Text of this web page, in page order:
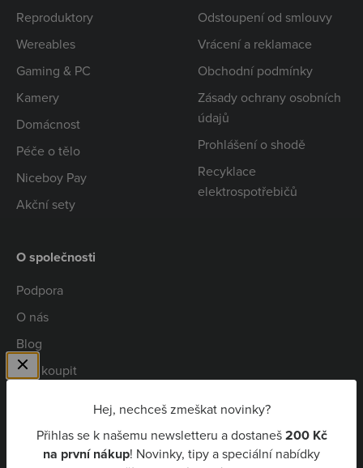
Hej, nechceš zmeškat novinky?
Přihlas se k našemu newsletteru a dostaneš200 Kč
na první nákup! Novinky, tipy a speciální nabídky
Reproduktory
Wereables
Gaming & PC
Kamery
Domácnost
Péče o tělo
Niceboy Pay
Akční sety
Odstoupení od smlouvy
Vrácení a reklamace
Obchodní podmínky
Zásady ochrany osobních
údajů
Prohlášení o shodě
Recyklace
elektrospotřebičů
O společnosti
Podpora
O nás
Blog
Kde koupit
Niceboy Pay